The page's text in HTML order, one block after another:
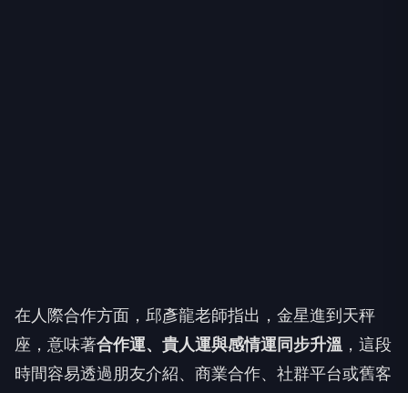
在人際合作方面，邱彥龍老師指出，金星進到天秤
座，意味著合作運、貴人運與感情運同步升溫，這段